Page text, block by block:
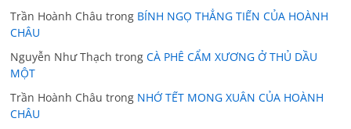
Trần Hoành Châu trong BÍNH NGỌ THẲNG TIẾN CỦA HOÀNH
CHÂU
Nguyễn Như Thạch trongCÀ PHÊ CẨM XƯƠNG Ở THỦ DẦU
MỘT
Trần Hoành Châu trong NHỚ TẾT MONG XUÂN CỦA HOÀNH
CHÂU